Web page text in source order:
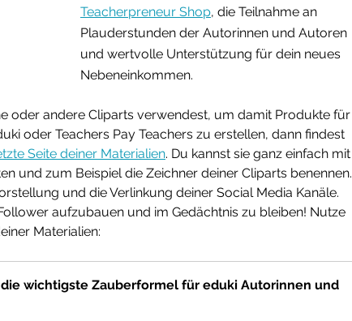
Teacherpreneur Shop, die Teilnahme an
Plauderstunden der Autorinnen und Autoren
und wertvolle Unterstützung für dein neues
Nebeneinkommen.
oder andere Cliparts verwendest, um damit Produkte für
oder Teachers Pay Teachers zu erstellen, dann findest
Seite deiner Materialien. Du kannst sie ganz einfach mit
und zum Beispiel die Zeichner deiner Cliparts benennen.
und die Verlinkung deiner Social Media Kanäle.
aufzubauen und im Gedächtnis zu bleiben! Nutze
Materialien:
die wichtigste Zauberformel für eduki Autorinnen und